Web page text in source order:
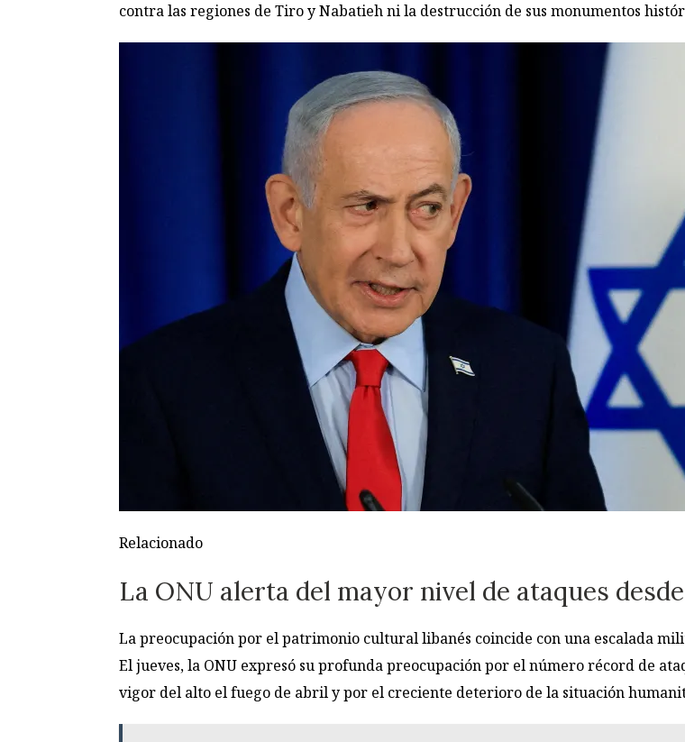
contra las regiones de Tiro y Nabatieh ni la destrucción de sus monumentos
Relacionado
La ONU alerta del mayor nivel de ataques
La preocupación por el patrimonio cultural libanés coincide con una escalada
El jueves, la ONU expresó su profunda preocupación por el número récord de
vigor del alto el fuego de abril y por el creciente deterioro de la situación